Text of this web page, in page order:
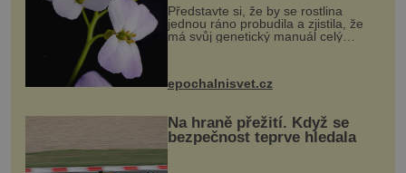
Představte si, že by se rostlina
jednou ráno probudila a zjistila, že
má svůj genetický manuál celý
vstupenka...
epochalnisvet.cz
Na hraně přežití. Když se
bezpečnost teprve hledala